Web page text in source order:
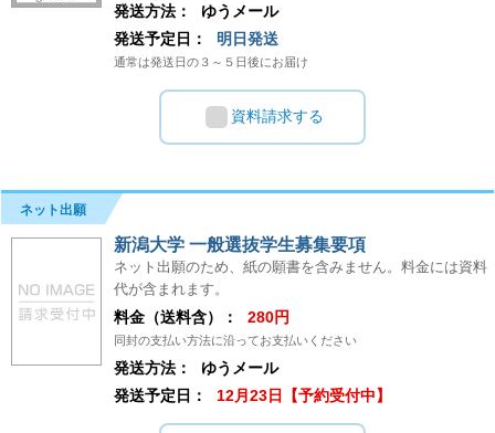
発送方法：
ゆうメール
発送予定日：
明日発送
通常は発送日の３～５日後にお届け
資料請求する
ネット出願
新潟大学 一般選抜学生募集要項
ネット出願のため、紙の願書を含みません。料金には資料
代が含まれます。
料金（送料含）： 280円
同封の支払い方法に沿ってお支払いください
発送方法：
ゆうメール
発送予定日：
12月23日【予約受付中】